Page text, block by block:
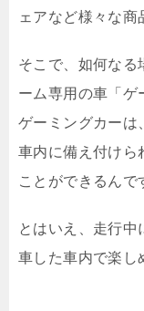
ェアなど様々な商
そこで、如何なる
ーム専用の車「ゲ
ゲーミングカーは
車内に備え付けら
ことができるんで
とはいえ、走行中
車した車内で楽し